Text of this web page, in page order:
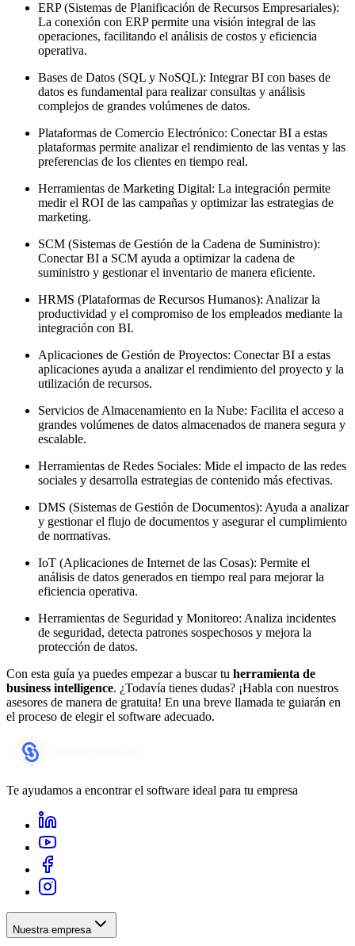
ERP (Sistemas de Planificación de Recursos Empresariales):
La conexión con ERP permite una visión integral de las
operaciones, facilitando el análisis de costos y eficiencia
operativa.
Bases de Datos (SQL y NoSQL): Integrar BI con bases de
datos es fundamental para realizar consultas y análisis
complejos de grandes volúmenes de datos.
Plataformas de Comercio Electrónico: Conectar BI a estas
plataformas permite analizar el rendimiento de las ventas y las
preferencias de los clientes en tiempo real.
Herramientas de Marketing Digital: La integración permite
medir el ROI de las campañas y optimizar las estrategias de
marketing.
SCM (Sistemas de Gestión de la Cadena de Suministro):
Conectar BI a SCM ayuda a optimizar la cadena de
suministro y gestionar el inventario de manera eficiente.
HRMS (Plataformas de Recursos Humanos): Analizar la
productividad y el compromiso de los empleados mediante la
integración con BI.
Aplicaciones de Gestión de Proyectos: Conectar BI a estas
aplicaciones ayuda a analizar el rendimiento del proyecto y la
utilización de recursos.
Servicios de Almacenamiento en la Nube: Facilita el acceso a
grandes volúmenes de datos almacenados de manera segura y
escalable.
Herramientas de Redes Sociales: Mide el impacto de las redes
sociales y desarrolla estrategias de contenido más efectivas.
DMS (Sistemas de Gestión de Documentos): Ayuda a analizar
y gestionar el flujo de documentos y asegurar el cumplimiento
de normativas.
IoT (Aplicaciones de Internet de las Cosas): Permite el
análisis de datos generados en tiempo real para mejorar la
eficiencia operativa.
Herramientas de Seguridad y Monitoreo: Analiza incidentes
de seguridad, detecta patrones sospechosos y mejora la
protección de datos.
Con esta guía ya puedes empezar a buscar tu herramienta de
business intelligence. ¿Todavía tienes dudas? ¡Habla con nuestros
asesores de manera de gratuita! En una breve llamada te guiarán en
el proceso de elegir el software adecuado.
Te ayudamos a encontrar el software ideal para tu empresa
Nuestra empresa